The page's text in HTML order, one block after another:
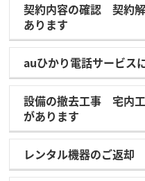
契約内容の確認 契約
あります
auひかり電話サービス
設備の撤去工事 宅内
があります
レンタル機器のご返却